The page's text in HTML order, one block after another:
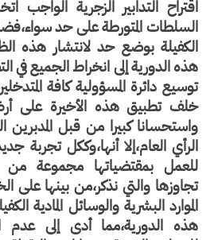
اقتراح التدابير الزجرية الواجب
السلطات المتورطة على حد
الكفيلة بوضع حد لانتشار هذه
هذه الدورية إلى انخراط الجميع في
توسيع دائرة المسؤولية كافة
خلف تطبيق هذه الأخيرة على
واستحسانا كبيرا من قبل
الرأي العام،إلا أنها،وككل تجربة
للعمل بمقتضياتها مجموعة
تجاوزها والتي نذكر،من بينها
الموارد البشرية والوسائل المادية
هذه الدورية،مما أدى إلى عدم